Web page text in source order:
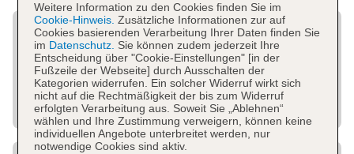
Weitere Information zu den Cookies finden Sie im
Cookie-Hinweis. Zusätzliche Informationen zur auf
Cookies basierenden Verarbeitung Ihrer Daten finden Sie
im Datenschutz. Sie können zudem jederzeit Ihre
Entscheidung über "Cookie-Einstellungen" [in der
Fußzeile der Webseite] durch Ausschalten der
Kategorien widerrufen. Ein solcher Widerruf wirkt sich
nicht auf die Rechtmäßigkeit der bis zum Widerruf
erfolgten Verarbeitung aus. Soweit Sie „Ablehnen“
wählen und Ihre Zustimmung verweigern, können keine
individuellen Angebote unterbreitet werden, nur
notwendige Cookies sind aktiv.